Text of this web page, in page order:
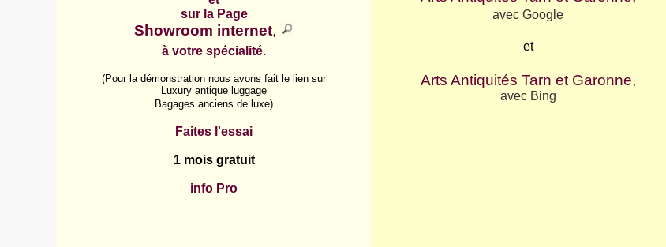
sur la Page
Showroom internet,
à votre spécialité.
(Pour la démonstration nous avons fait le lien sur
Luxury antique luggage
Bagages anciens de luxe)
Faites l'essai
1 mois gratuit
info Pro
avec Google
et
Arts Antiquités Tarn et Garonne,
avec Bing